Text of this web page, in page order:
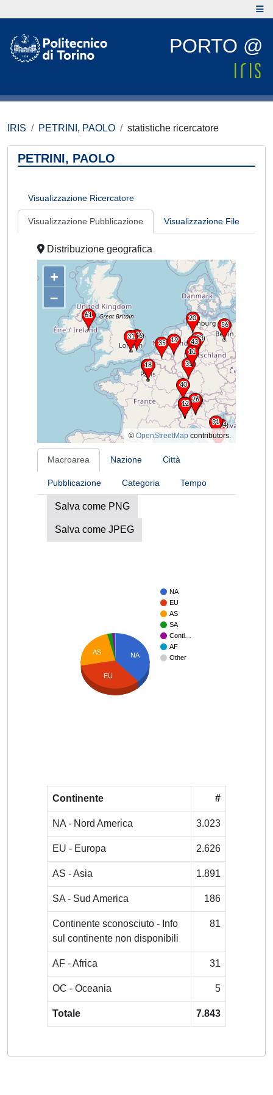
PORTO @
IRIS PETRINI, PAOLO statistiche ricercatore
PETRINI, PAOLO
Visualizzazione Ricercatore
Visualizzazione Pubblicazione Visualizzazione File
Distribuzione geografica
+
–
© OpenStreetMap contributors.
Macroarea Nazione Città
Pubblicazione Categoria Tempo
Salva come PNG
Salva come JPEG
NA
EU
AS
SA
Conti…
AF
Other
NA
AS
EU
Continente #
NA - Nord America 3.023
EU - Europa 2.626
AS - Asia 1.891
SA - Sud America 186
Continente sconosciuto - Info
sul continente non disponibili
81
AF - Africa 31
OC - Oceania 5
Totale 7.843